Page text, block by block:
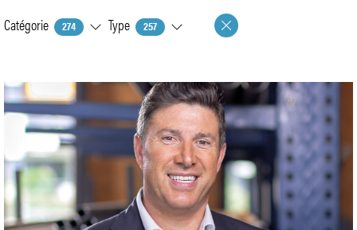
Catégorie 274 Type 257